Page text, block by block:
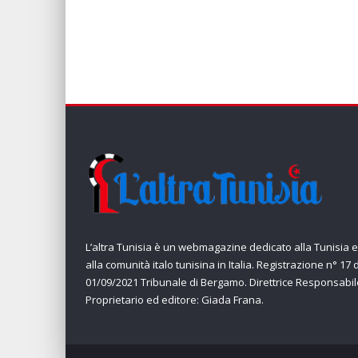
L’altra Tunisia è un webmagazine dedicato alla Tunisia e
alla comunità italo tunisina in Italia. Registrazione n° 17
01/09/2021 Tribunale di Bergamo. Direttrice
Proprietario ed editore: Giada Frana.